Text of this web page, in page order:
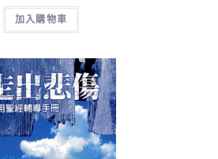
加入購物車